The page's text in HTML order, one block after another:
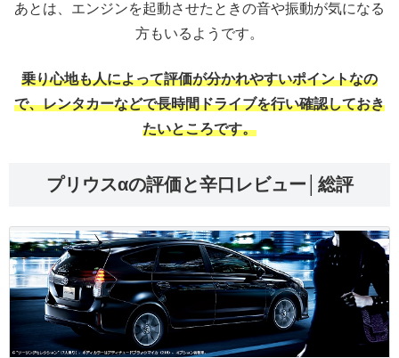
あとは、エンジンを起動させたときの音や振動が気になる
方もいるようです。
乗り心地も人によって評価が分かれやすいポイントなの
で、レンタカーなどで長時間ドライブを行い確認しておき
たいところです。
プリウスαの評価と辛口レビュー│総評